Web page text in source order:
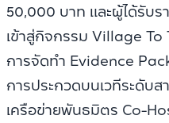
50,000 บาท และผู้ได้รับ
เข้าสู่กิจกรรม Village
การจัดทำ Evidence
การประกวดบนเวทีระดับ
เครือข่ายพันธมิตร Co-